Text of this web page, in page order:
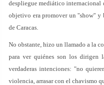
despliegue mediático internacional
objetivo era promover un "show" y
de Caracas.
No obstante, hizo un llamado a la
para ver quiénes son los dirigen
verdaderas intenciones: "no
violencia, arrasar con el chavismo